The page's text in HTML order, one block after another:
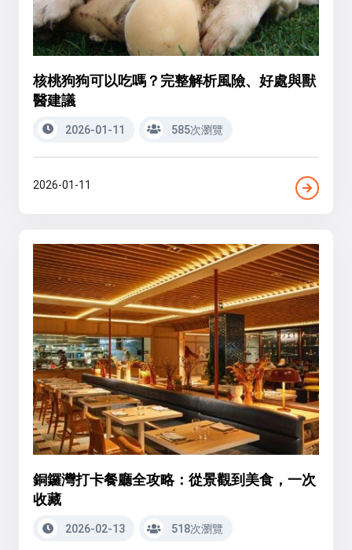
核桃狗狗可以吃嗎？完整解析風險、好處與獸
醫建議
2026-01-11 585次瀏覽
2026-01-11
銅鑼灣打卡餐廳全攻略：從景觀到美食，一次
收藏
2026-02-13 518次瀏覽